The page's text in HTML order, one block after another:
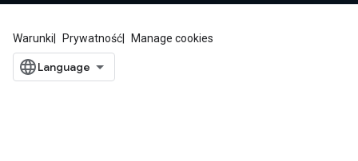
Warunki Prywatność Manage cookies